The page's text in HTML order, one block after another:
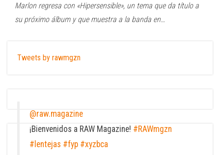
Marlon regresa con «Hipersensible», un tema que da título a
su próximo álbum y que muestra a la banda en…
Tweets by rawmgzn
@raw.magazine
¡Bienvenidos a RAW Magazine! #RAWmgzn
#lentejas #fyp #xyzbca